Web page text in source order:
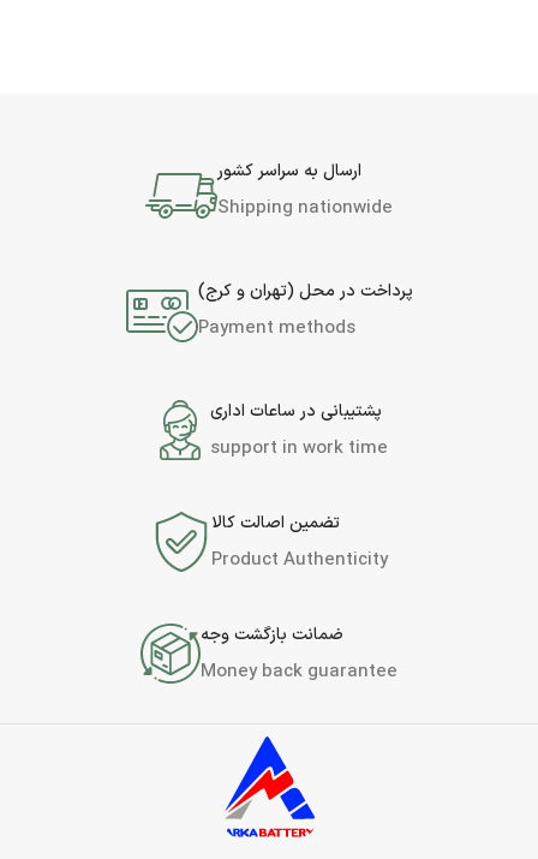
ارسال به سراسر کشور
Shipping nationwide
پرداخت در محل (تهران و کرج)
Payment methods
پشتیبانی در ساعات اداری
support in work time
تضمین اصالت کالا
Product Authenticity
ضمانت بازگشت وجه
Money back guarantee